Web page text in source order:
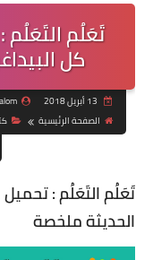
تَعَلُم
كل
الصفحة الرئيسية
تَعَلُم التَعَلُم :
الحديثة ملخصة